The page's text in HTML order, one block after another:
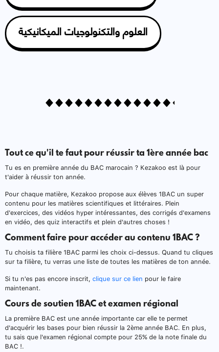
العلوم والتكنولوجيات الميكانيكية
Tout ce qu'il te faut pour réussir ta 1ère année bac
Tu es en première année du BAC marocain ? Kezakoo est là pour
t'aider à réussir ton année.
Pour chaque matière, Kezakoo propose aux élèves 1BAC un super
contenu pour les matières scientifiques et littéraires. Plein
d'exercices, des vidéos hyper intéressantes, des corrigés d'examens
en vidéo, des quiz interactifs et plein d'autres choses !
Comment faire pour accéder au contenu 1BAC ?
Tu choisis ta filière 1BAC parmi les choix ci-dessus. Quand tu cliques
sur ta filière, tu verras une liste de toutes les matières de ton année.
Si tu n'es pas encore inscrit, clique sur ce lien pour le faire
maintenant.
Cours de soutien 1BAC et examen régional
La première BAC est une année importante car elle te permet
d'acquérir les bases pour bien réussir la 2ème année BAC. En plus,
tu sais que l'examen régional compte pour 25% de la note finale du
BAC !.